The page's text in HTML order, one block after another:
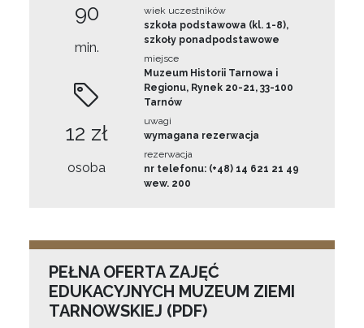
90
min.
12 zł
osoba
wiek uczestników
szkoła podstawowa (kl. 1-8),
szkoły ponadpodstawowe
miejsce
Muzeum Historii Tarnowa i
Regionu, Rynek 20-21, 33-100
Tarnów
uwagi
wymagana rezerwacja
rezerwacja
nr telefonu: (+48) 14 621 21 49
wew. 200
PEŁNA OFERTA ZAJĘĆ
EDUKACYJNYCH MUZEUM ZIEMI
TARNOWSKIEJ (PDF)